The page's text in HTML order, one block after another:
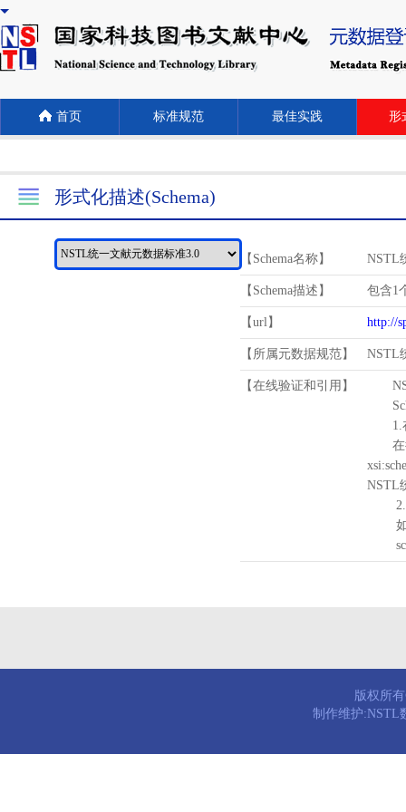
首页 标准规范 最佳实践 形
形式化描述(Schema)
【Schema名称】 NSTL
【Schema描述】 包含1
【url】 http://
【所属元数据规范】 NSTL
【在线验证和引用】
1.
在待
NSTL
2.
如需
版权所
制作维护:NSTL